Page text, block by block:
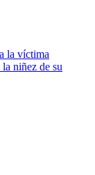
la víctima
niñez de su